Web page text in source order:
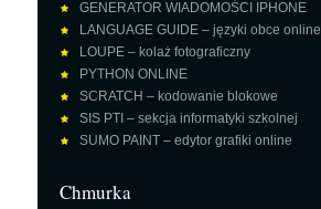
GENERATOR WIADOMOŚCI IPHONE
LANGUAGE GUIDE – języki obce online
LOUPE – kolaż fotograficzny
PYTHON ONLINE
SCRATCH – kodowanie blokowe
SIS PTI – sekcja informatyki szkolnej
SUMO PAINT – edytor grafiki online
Chmurka